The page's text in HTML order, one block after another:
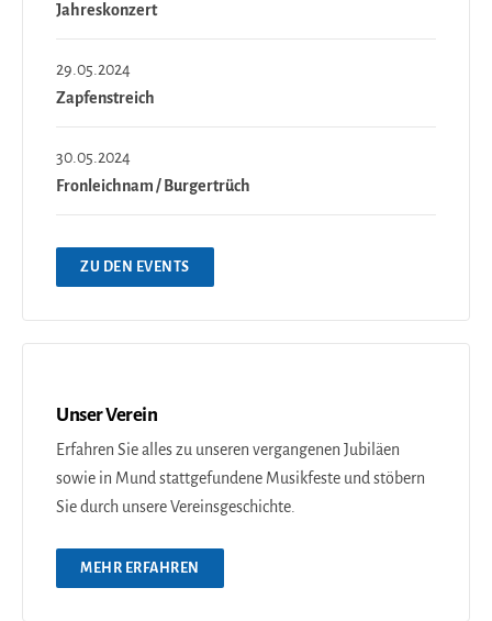
Jahreskonzert
29.05.2024
Zapfenstreich
30.05.2024
Fronleichnam / Burgertrüch
ZU DEN EVENTS
Unser Verein
Erfahren Sie alles zu unseren vergangenen Jubiläen
sowie in Mund stattgefundene Musikfeste und stöbern
Sie durch unsere Vereinsgeschichte.
MEHR ERFAHREN